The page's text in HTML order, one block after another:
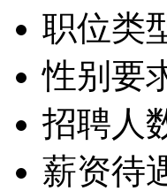
职位类
性别要
招聘人
薪资待